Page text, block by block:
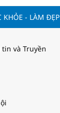
KHỎE - LÀM ĐẸP
và Truyền